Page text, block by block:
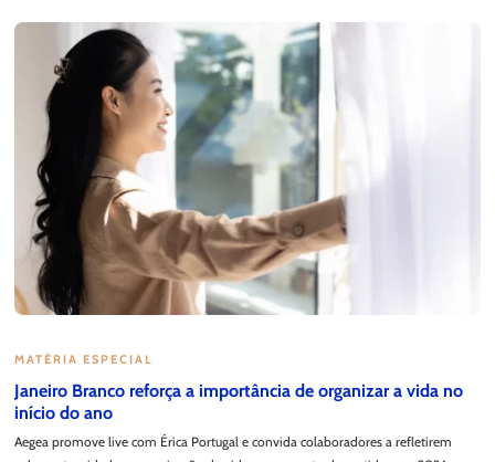
MATÉRIA ESPECIAL
Janeiro Branco reforça a importância de organizar a vida no
início do ano
Aegea promove live com Érica Portugal e convida colaboradores a refletirem